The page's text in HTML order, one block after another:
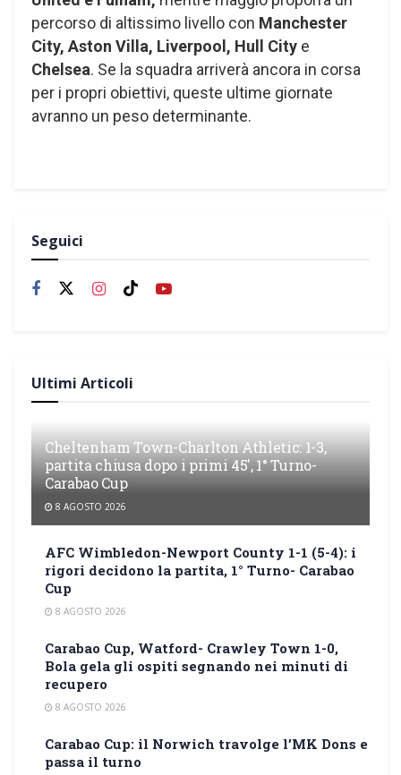
percorso di altissimo livello con Manchester
City, Aston Villa, Liverpool, Hull City e
Chelsea. Se la squadra arriverà ancora in corsa
per i propri obiettivi, queste ultime giornate
avranno un peso determinante.
Seguici
Ultimi Articoli
Cheltenham Town-Charlton Athletic: 1-3,
partita chiusa dopo i primi 45′, 1° Turno-
Carabao Cup
8 AGOSTO 2026
AFC Wimbledon-Newport County 1-1 (5-4): i
rigori decidono la partita, 1° Turno- Carabao
Cup
8 AGOSTO 2026
Carabao Cup, Watford- Crawley Town 1-0,
Bola gela gli ospiti segnando nei minuti di
recupero
8 AGOSTO 2026
Carabao Cup: il Norwich travolge l’MK Dons e
passa il turno